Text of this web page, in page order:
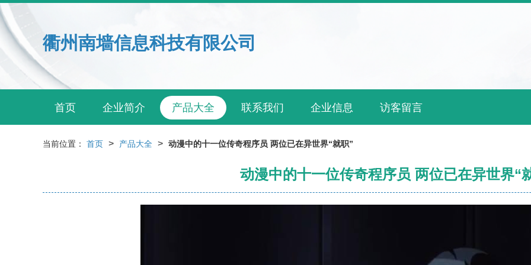
衢州南墙信息科技有限公司
首页 企业简介 产品大全 联系我们 企业信息 访客留言
当前位置： 首页 > 产品大全 > 动漫中的十一位传奇程序员 两位已在异世界“就职”
动漫中的十一位传奇程序员 两位已在异世界“